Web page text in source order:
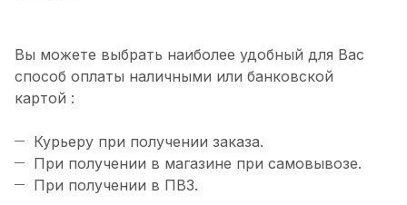
Вы можете выбрать наиболее удобный для Вас
способ оплаты наличными или банковской
картой :
Курьеру при получении заказа.
При получении в магазине при самовывозе.
При получении в ПВЗ.